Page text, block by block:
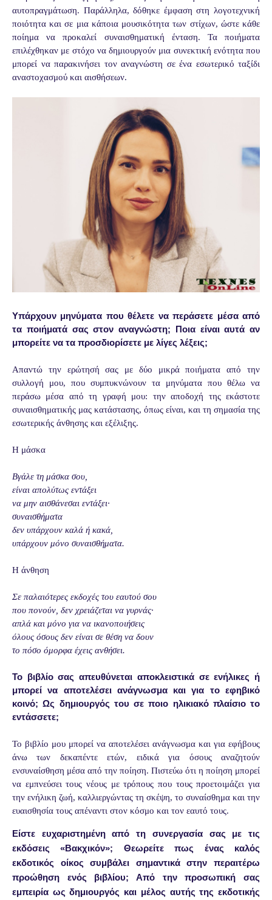
αυτοπραγμάτωση. Παράλληλα, δόθηκε έμφαση στη λογοτεχνική
ποιότητα και σε μια κάποια μουσικότητα των στίχων, ώστε κάθε
ποίημα να προκαλεί συναισθηματική ένταση. Τα ποιήματα
επιλέχθηκαν με στόχο να δημιουργούν μια συνεκτική ενότητα που
μπορεί να παρακινήσει τον αναγνώστη σε ένα εσωτερικό ταξίδι
αναστοχασμού και αισθήσεων.
Υπάρχουν μηνύματα που θέλετε να περάσετε μέσα από
τα ποιήματά σας στον αναγνώστη; Ποια είναι αυτά αν
μπορείτε να τα προσδιορίσετε με λίγες λέξεις;
Απαντώ την ερώτησή σας με δύο μικρά ποιήματα από την
συλλογή μου, που συμπυκνώνουν τα μηνύματα που θέλω να
περάσω μέσα από τη γραφή μου: την αποδοχή της εκάστοτε
συναισθηματικής μας κατάστασης, όπως είναι, και τη σημασία της
εσωτερικής άνθησης και εξέλιξης.
Η μάσκα
Βγάλε τη μάσκα σου,
είναι απολύτως εντάξει
να μην αισθάνεσαι εντάξει·
συναισθήματα
δεν υπάρχουν καλά ή κακά,
υπάρχουν μόνο συναισθήματα.
Η άνθηση
Σε παλαιότερες εκδοχές του εαυτού σου
που πονούν, δεν χρειάζεται να γυρνάς·
απλά και μόνο για να ικανοποιήσεις
όλους όσους δεν είναι σε θέση να δουν
το πόσο όμορφα έχεις ανθήσει.
Το βιβλίο σας απευθύνεται αποκλειστικά σε ενήλικες ή
μπορεί να αποτελέσει ανάγνωσμα και για το εφηβικό
κοινό; Ως δημιουργός του σε ποιο ηλικιακό πλαίσιο το
εντάσσετε;
Το βιβλίο μου μπορεί να αποτελέσει ανάγνωσμα και για εφήβους
άνω των δεκαπέντε ετών, ειδικά για όσους αναζητούν
ενσυναίσθηση μέσα από την ποίηση. Πιστεύω ότι η ποίηση μπορεί
να εμπνεύσει τους νέους με τρόπους που τους προετοιμάζει για
την ενήλικη ζωή, καλλιεργώντας τη σκέψη, το συναίσθημα και την
ευαισθησία τους απέναντι στον κόσμο και τον εαυτό τους.
Είστε ευχαριστημένη από τη συνεργασία σας με τις
εκδόσεις «Βακχικόν»; Θεωρείτε πως ένας καλός
εκδοτικός οίκος συμβάλει σημαντικά στην περαιτέρω
προώθηση ενός βιβλίου; Από την προσωπική σας
εμπειρία ως δημιουργός και μέλος αυτής της εκδοτικής